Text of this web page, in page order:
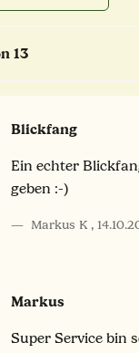
13
Blickfang
Ein echter
geben :-)
Markus K ,
Markus
Super Service bin